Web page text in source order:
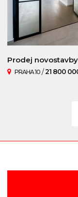
Prodej
PRAHA 10 /21 800